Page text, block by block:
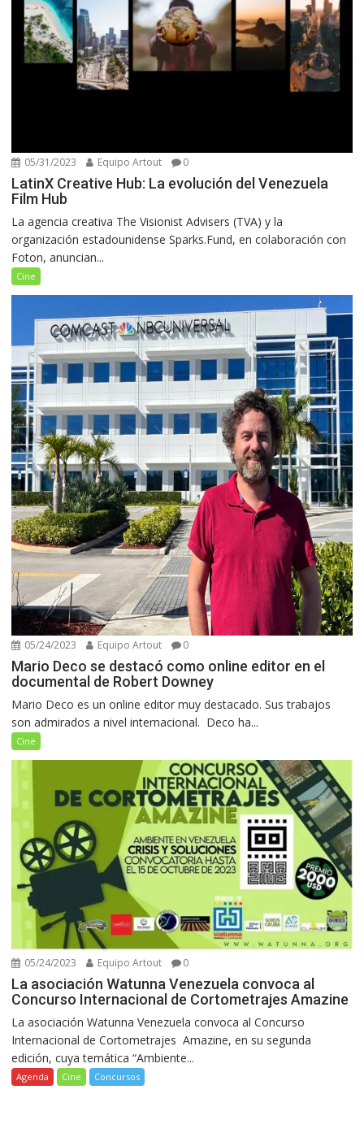
05/31/2023 Equipo Artout 0
LatinX Creative Hub: La evolución del Venezuela
Film Hub
La agencia creativa The Visionist Advisers (TVA) y la
organización estadounidense Sparks.Fund, en colaboración con
Foton, anuncian...
Cine
05/24/2023 Equipo Artout 0
Mario Deco se destacó como online editor en el
documental de Robert Downey
Mario Deco es un online editor muy destacado. Sus trabajos
son admirados a nivel internacional. Deco ha...
Cine
05/24/2023 Equipo Artout 0
La asociación Watunna Venezuela convoca al
Concurso Internacional de Cortometrajes Amazine
La asociación Watunna Venezuela convoca al Concurso
Internacional de Cortometrajes Amazine, en su segunda
edición, cuya temática “Ambiente...
Agenda Cine Concursos